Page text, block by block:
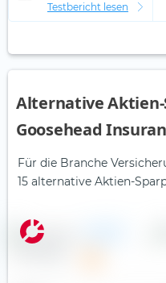
Testbericht lesen
Alternative Aktien-
Goosehead
Für die Branche
15 alternative Aktien-